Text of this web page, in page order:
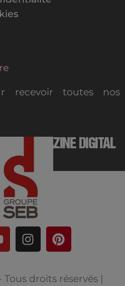
recevoir toutes nos
MAGAZINE DIGITAL
Tous droits réservés |